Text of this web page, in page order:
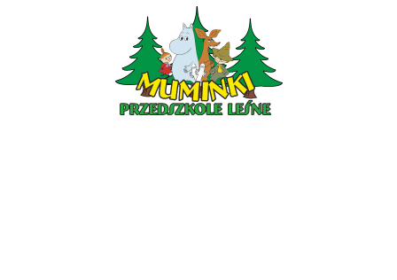
AKTUALNOŚCI